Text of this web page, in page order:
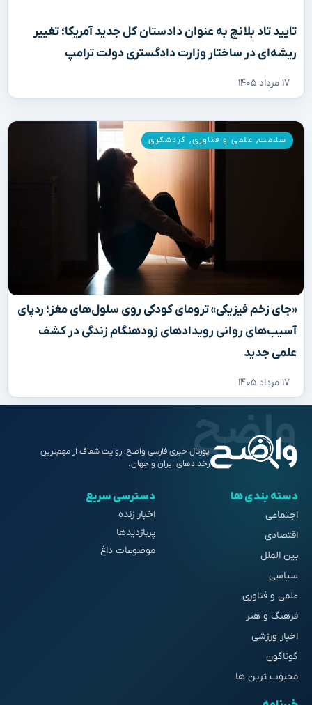
تایید تاد بلانچ به عنوان دادستان کل جدید آمریکا؛ تغییر
ریشه‌ای در ساختار وزارت دادگستری دولت ترامپ
۱۷ مرداد ۱۴۰۵
«جای زخم فیزیکی» ترومای کودکی روی سلول‌های مغز؛ ردپای
آسیب‌های روانی رویدادهای زودهنگام زندگی در کشف
علمی جدید
۱۷ مرداد ۱۴۰۵
سلامت, علمی و فناوری, گردشگری
پورتال خبری فارسی واضح؛ روایت شفاف از مهم‌ترین
رخدادهای ایران و جهان.
دسته بندی ها
اجتماعی
اقتصادی
بین الملل
سیاسی
علمی و فناوری
فرهنگ و هنر
اخبار ورزشی
گوناگون
محبوب ترین ها
دسترسی سریع
اخبار زنده
پربازدیدها
موضوعات داغ